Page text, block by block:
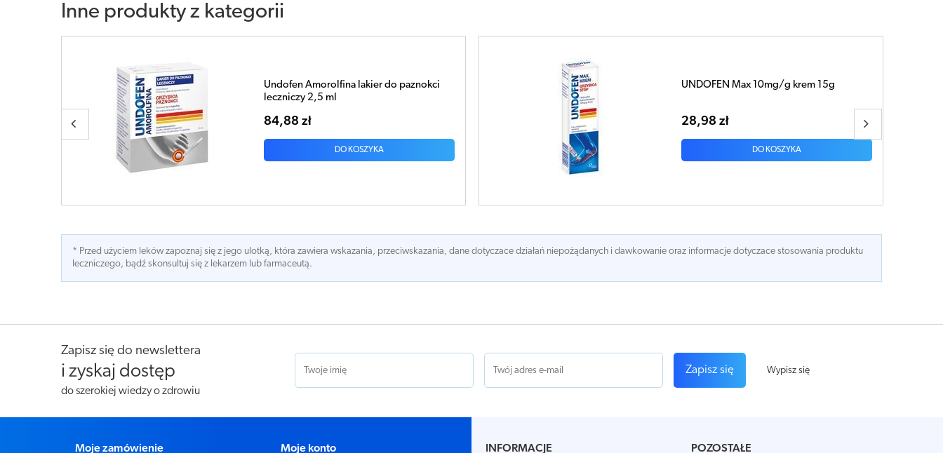
Inne produkty z kategorii
Undofen Amorolfina lakier do paznokci
leczniczy 2,5 ml
84,88 zł
DO KOSZYKA
UNDOFEN Max 10mg/g krem 15g
28,98 zł
DO KOSZYKA
* Przed użyciem leków zapoznaj się z jego ulotką, która zawiera wskazania, przeciwskazania, dane dotyczace działań niepożądanych i dawkowanie oraz informacje dotyczace stosowania produktu
leczniczego, bądź skonsultuj się z lekarzem lub farmaceutą.
Zapisz się do newslettera
i zyskaj dostęp
do szerokiej wiedzy o zdrowiu
Zapisz się Wypisz się
Moje zamówienie Moje konto INFORMACJE POZOSTAŁE